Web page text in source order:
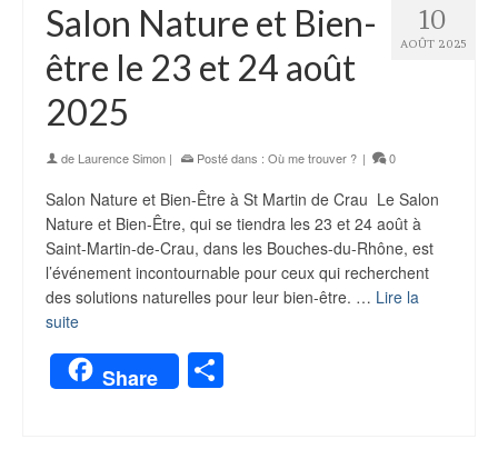
10
AOÛT 2025
Salon Nature et Bien-
être le 23 et 24 août
2025
de Laurence Simon | Posté dans : Où me trouver ? | 0
Salon Nature et Bien-Être à St Martin de Crau Le Salon
Nature et Bien-Être, qui se tiendra les 23 et 24 août à
Saint-Martin-de-Crau, dans les Bouches-du-Rhône, est
l’événement incontournable pour ceux qui recherchent
des solutions naturelles pour leur bien-être. … Lire la
suite
Share